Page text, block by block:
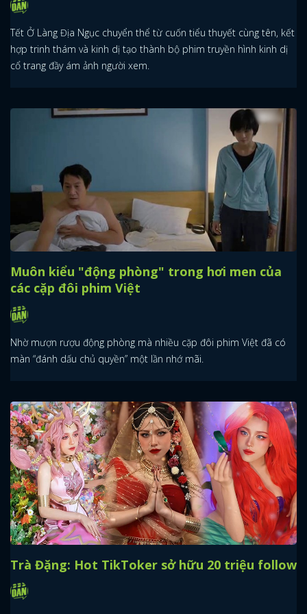
Tết Ở Làng Địa Ngục chuyển thể từ cuốn tiểu thuyết cùng tên, kết
hợp trinh thám và kinh dị tạo thành bộ phim truyền hình kinh dị
cổ trang đầy ám ảnh người xem.
Muôn kiểu "động phòng" trong hơi men của
các cặp đôi phim Việt
Nhờ mượn rượu động phòng mà nhiều cặp đôi phim Việt đã có
màn “đánh dấu chủ quyền” một lần nhớ mãi.
Trà Đặng: Hot TikToker sở hữu 20 triệu follow